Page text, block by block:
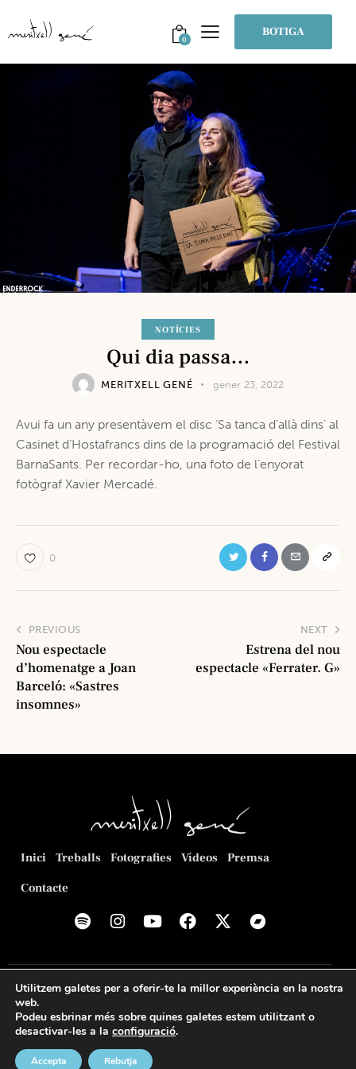
0 BOTIGA
NOTÍCIES
Qui dia passa…
MERITXELL GENÉ gener 23, 2022
Avui fa un any presentàvem el disc ‘Sa tanca d’allà dins’ al
Casinet d’Hostafrancs dins de la programació del Festival
BarnaSants. Per recordar-ho, una foto de l’enyorat
fotògraf Xavier Mercadé.
0
PREVIOUS
Nou espectacle
d’homenatge a Joan
Barceló: «Sastres
insomnes»
NEXT
Estrena del nou
espectacle «Ferrater. G»
Inici Treballs Fotografies Vídeos
Premsa
Contacte
© 2026Meritxell Gené Poca. Web creada perRomeu
Política de privacitatPolítica de cookies
Utilitzem galetes per a oferir-te la millor experiència en la nostra
web.
Podeu esbrinar més sobre quines galetes estem utilitzant o
desactivar-les a la configuració.
Accepta Rebutja